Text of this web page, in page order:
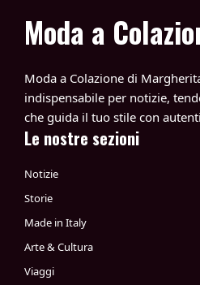
Moda a
Moda a Colazione di
indispensabile per notizie,
che guida il tuo stile con
Le nostre sezioni
Notizie
Storie
Made in Italy
Arte & Cultura
Viaggi